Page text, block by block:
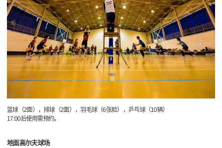
篮球（2面），排球（2面），羽毛球（6张脸），乒乓球（10辆）
17:00后使用需预约。
地面高尔夫球场